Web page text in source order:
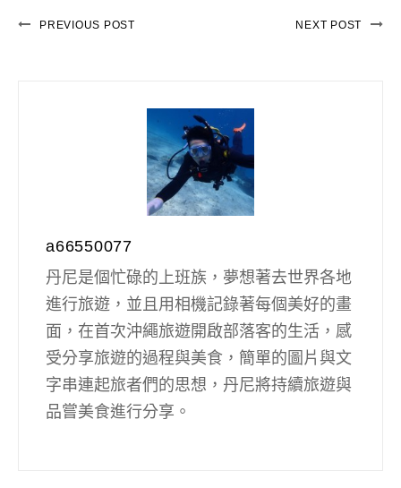
PREVIOUS POST NEXT POST
a66550077
丹尼是個忙碌的上班族，夢想著去世界各地
進行旅遊，並且用相機記錄著每個美好的畫
面，在首次沖繩旅遊開啟部落客的生活，感
受分享旅遊的過程與美食，簡單的圖片與文
字串連起旅者們的思想，丹尼將持續旅遊與
品嘗美食進行分享。